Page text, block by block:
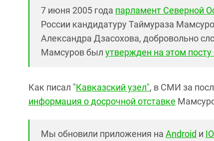
7 июня 2005 года парламент Северной
России кандидатуру Таймураза
Александра Дзасохова, добровольно
Мамсуров был утвержден на этом
Как писал "Кавказский узел", в СМИ за
информация о досрочной отставке
Мы обновили приложения на Android и